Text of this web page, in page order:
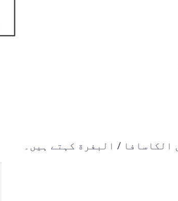
الكاسافا / البفرة کہتے ہیں۔